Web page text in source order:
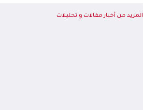
المزيد من أخبار مقالات و تحليلات